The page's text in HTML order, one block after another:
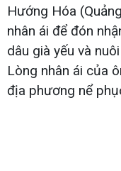
Hướng Hóa
nhân ái để đón
dâu già yếu và
Lòng nhân ái của
địa phương nể